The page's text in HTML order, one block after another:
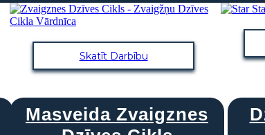
Skatīt Darbību
Masveida Zvaigznes